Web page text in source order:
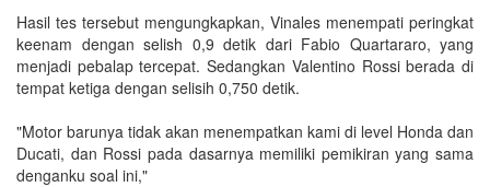
Hasil tes tersebut mengungkapkan, Vinales menempati peringkat
keenam dengan selish 0,9 detik dari Fabio Quartararo, yang
menjadi pebalap tercepat. Sedangkan Valentino Rossi berada di
tempat ketiga dengan selisih 0,750 detik.
"Motor barunya tidak akan menempatkan kami di level Honda dan
Ducati, dan Rossi pada dasarnya memiliki pemikiran yang sama
denganku soal ini,"